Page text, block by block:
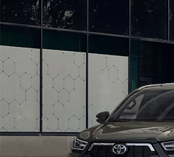
Corolla Hatchback
HYBRID